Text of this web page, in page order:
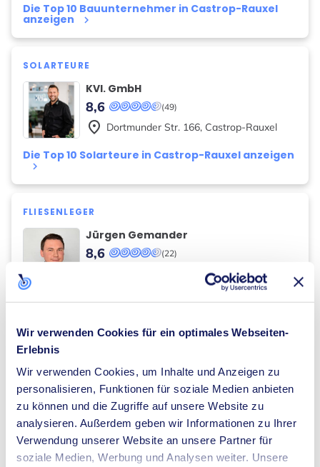
Wir verwenden Cookies für ein optimales Webseiten-
Erlebnis
Wir verwenden Cookies, um Inhalte und Anzeigen zu
personalisieren, Funktionen für soziale Medien anbieten
zu können und die Zugriffe auf unsere Website zu
analysieren. Außerdem geben wir Informationen zu Ihrer
Verwendung unserer Website an unsere Partner für
soziale Medien, Werbung und Analysen weiter. Unsere
Die Top 10 Bauunternehmer in Castrop-Rauxel
anzeigen keyboard_arrow_right
SOLARTEURE
KVI. GmbH
(49)
8,6
Die Top 10 Solarteure in Castrop-Rauxel anzeigen
keyboard_arrow_right
place Dortmunder Str. 166, Castrop-Rauxel
FLIESENLEGER
Jürgen Gemander
(22)
8,6
Die Top 10 Fliesenleger in Castrop-Rauxel
Castrop-Rauxel
Wilms - Sanitär Heizung & Elektro
GmbH
(83)
8,5
Die Top 10 Sanitärinstallateure in Castrop-Rauxel
anzeigen keyboard_arrow_right
place Wartburgstraße 134,Castrop-Rauxel